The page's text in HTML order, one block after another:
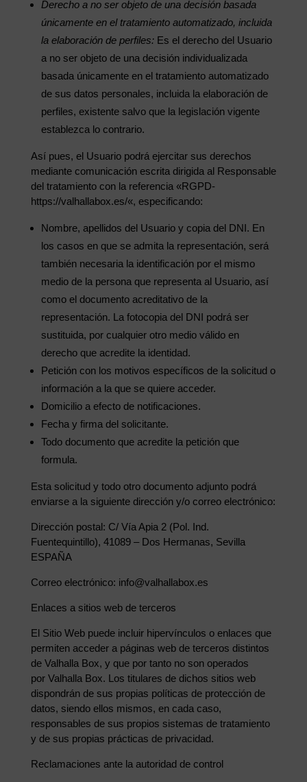
Derecho a no ser objeto de una decisión basada
únicamente en el tratamiento automatizado, incluida
la elaboración de perfiles:Es el derecho del Usuario
a no ser objeto de una decisión individualizada
basada únicamente en el tratamiento automatizado
de sus datos personales, incluida la elaboración de
perfiles, existente salvo que la legislación vigente
establezca lo contrario.
Así pues, el Usuario podrá ejercitar sus derechos
mediante comunicación escrita dirigida al Responsable
del tratamiento con la referencia «RGPD-
https://valhallabox.es/«, especificando:
Nombre, apellidos del Usuario y copia del DNI. En
los casos en que se admita la representación, será
también necesaria la identificación por el mismo
medio de la persona que representa al Usuario, así
como el documento acreditativo de la
representación. La fotocopia del DNI podrá ser
sustituida, por cualquier otro medio válido en
derecho que acredite la identidad.
Petición con los motivos específicos de la solicitud o
información a la que se quiere acceder.
Domicilio a efecto de notificaciones.
Fecha y firma del solicitante.
Todo documento que acredite la petición que
formula.
Esta solicitud y todo otro documento adjunto podrá
enviarse a la siguiente dirección y/o correo electrónico:
Dirección postal: C/ Vía Apia 2 (Pol. Ind.
Fuentequintillo), 41089 – Dos Hermanas, Sevilla
ESPAÑA
Correo electrónico: info@valhallabox.es
Enlaces a sitios web de terceros
El Sitio Web puede incluir hipervínculos o enlaces que
permiten acceder a páginas web de terceros distintos
de Valhalla Box, y que por tanto no son operados
por Valhalla Box. Los titulares de dichos sitios web
dispondrán de sus propias políticas de protección de
datos, siendo ellos mismos, en cada caso,
responsables de sus propios sistemas de tratamiento
y de sus propias prácticas de privacidad.
Reclamaciones ante la autoridad de control